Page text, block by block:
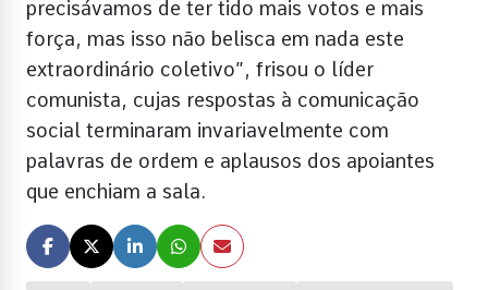
precisávamos de ter tido mais votos e mais
força, mas isso não belisca em nada este
extraordinário coletivo”, frisou o líder
comunista, cujas respostas à comunicação
social terminaram invariavelmente com
palavras de ordem e aplausos dos apoiantes
que enchiam a sala.